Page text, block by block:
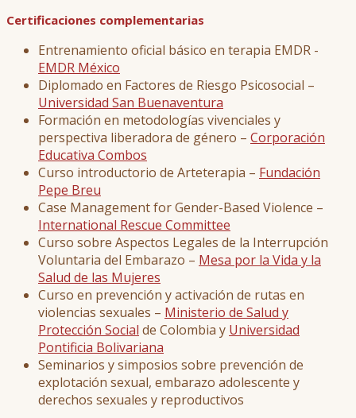
Certificaciones complementarias
Entrenamiento oficial básico en terapia EMDR -
EMDR México
Diplomado en Factores de Riesgo Psicosocial –
Universidad San Buenaventura
Formación en metodologías vivenciales y
perspectiva liberadora de género – Corporación
Educativa Combos
Curso introductorio de Arteterapia – Fundación
Pepe Breu
Case Management for Gender-Based Violence –
International Rescue Committee
Curso sobre Aspectos Legales de la Interrupción
Voluntaria del Embarazo – Mesa por la Vida y la
Salud de las Mujeres
Curso en prevención y activación de rutas en
violencias sexuales – Ministerio de Salud y
Protección Social de Colombia y Universidad
Pontificia Bolivariana
Seminarios y simposios sobre prevención de
explotación sexual, embarazo adolescente y
derechos sexuales y reproductivos